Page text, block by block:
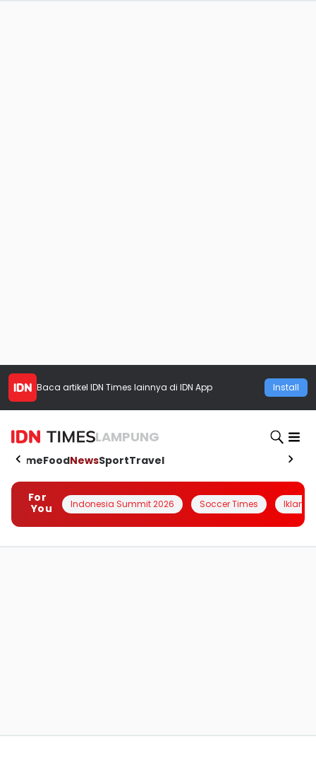
Baca artikel IDN Times lainnya di IDN App Install
LAMPUNG
HomeFoodNewsSportTravel
For
You
Indonesia Summit 2026 Soccer Times Iklanin